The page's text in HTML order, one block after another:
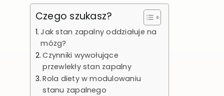
Czego szukasz?
Jak stan zapalny oddziałuje na
mózg?
Czynniki wywołujące
przewlekły stan zapalny
Rola diety w modulowaniu
stanu zapalnego